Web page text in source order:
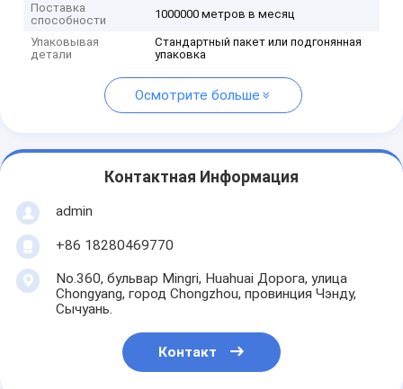
Поставка
способности
1000000 метров в месяц
Упаковывая
детали
Стандартный пакет или подгонянная
упаковка
Осмотрите больше
Контактная Информация
admin
+86 18280469770
No.360, бульвар Mingri, Huahuai Дорога, улица
Chongyang, город Chongzhou, провинция Чэнду,
Сычуань.
Контакт